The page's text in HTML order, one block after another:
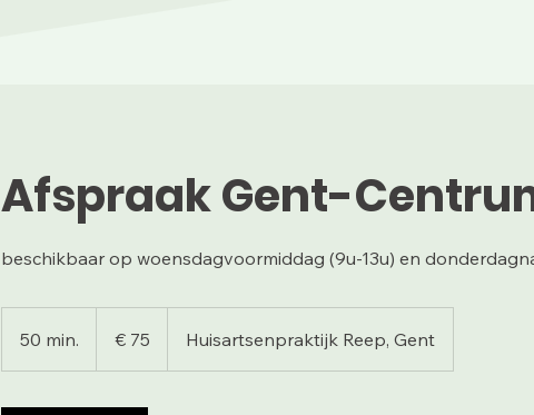
Afspraak Gent-
beschikbaar op woensdagvoormiddag (9u-13u) en
50 min.
0
€ 75 Huisartsenpraktijk Reep, Gent